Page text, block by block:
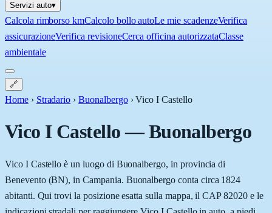
Servizi auto▾
Calcola rimborso kmCalcolo bollo autoLe mie scadenzeVerifica
assicurazioneVerifica revisioneCerca officina autorizzataClasse
ambientale
🔗
Home › Stradario › Buonalbergo ›Vico I Castello
Vico I Castello—Buonalbergo
Vico I Castello è un luogo di Buonalbergo, in provincia di
Benevento (BN), in Campania. Buonalbergo conta circa 1824
abitanti. Qui trovi la posizione esatta sulla mappa, il CAP 82020 e le